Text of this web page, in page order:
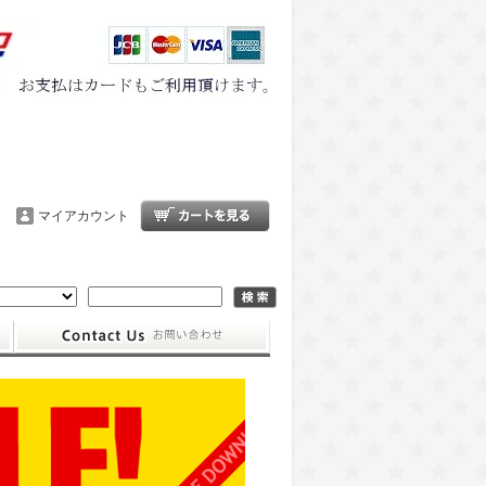
マイアカウント